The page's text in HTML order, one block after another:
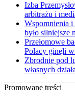
Izba
arbitrażu i
Wspomnienia i
było silniejsze
Przełomowe
Polacy ginęli
Zbrodnie pod
własnych
Promowane treści